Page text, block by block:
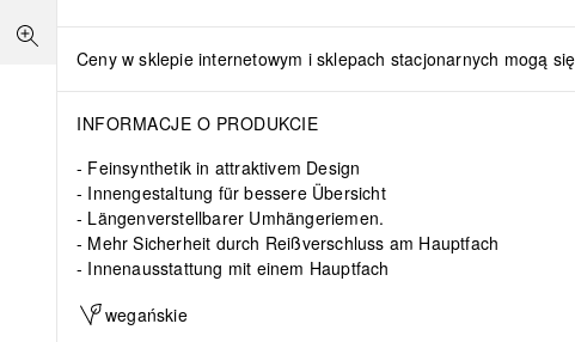
Ceny w sklepie internetowym i sklepach stacjonarnych mogą
INFORMACJE O PRODUKCIE
Feinsynthetik in attraktivem Design
Innengestaltung für bessere Übersicht
Längenverstellbarer Umhängeriemen.
Mehr Sicherheit durch Reißverschluss am Hauptfach
Innenausstattung mit einem Hauptfach
wegańskie